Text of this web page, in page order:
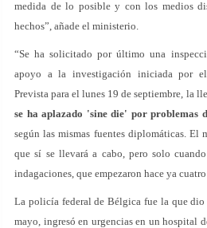
medida de lo posible y con los medios
hechos”, añade el ministerio.
“Se ha solicitado por último una
apoyo a la investigación iniciada por el
Prevista para el lunes 19 de septiembre, la
se ha aplazado 'sine die' por problemas
según las mismas fuentes diplomáticas. El
que sí se llevará a cabo, pero solo
indagaciones, que empezaron hace ya cuatro
La policía federal de Bélgica fue la que dio
mayo, ingresó en urgencias en un hospital